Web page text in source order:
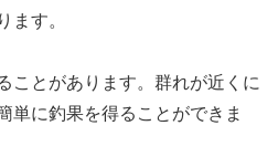
ます。
ことがあります。群れが近くに
単に釣果を得ることができま